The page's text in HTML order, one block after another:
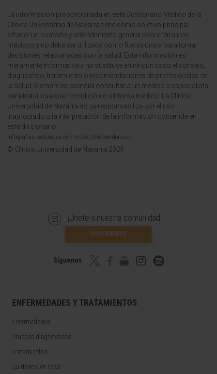
La información proporcionada en este Diccionario Médico de la
Clínica Universidad de Navarra tiene como objetivo principal
ofrecer un contexto y entendimiento general sobre términos
médicos y no debe ser utilizada como fuente única para tomar
decisiones relacionadas con la salud. Esta información es
meramente informativa y no sustituye en ningún caso el consejo,
diagnóstico, tratamiento o recomendaciones de profesionales de
la salud. Siempre es esencial consultar a un médico o especialista
para tratar cualquier condición o síntoma médico. La Clínica
Universidad de Navarra no se responsabiliza por el uso
inapropiado o la interpretación de la información contenida en
este diccionario.
Infografías realizadas con https://BioRender.com
© Clínica Universidad de Navarra 2026
¡Únete a nuestra comunidad!
SUSCRIBIRSE
Síguenos
ENFERMEDADES Y TRATAMIENTOS
Enfermedades
Pruebas diagnósticas
Tratamientos
Cuidados en casa